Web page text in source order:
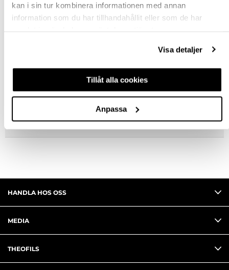
kan i sin tur kombinera informationen med annan
information som du har tillhandahållit eller som de har
Visa detaljer
Tillåt alla cookies
Anpassa
Snabba leveranser
Hämta i butik
BESKRIVNING
FRÅGA OM PRODUKT
RECENSIONER
HANDLA HOS OSS
MEDIA
THEOFILS